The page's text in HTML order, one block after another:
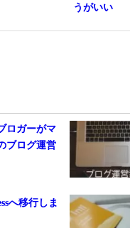
うがいい
ロガーがマ
ブログ運営
へ移行しま